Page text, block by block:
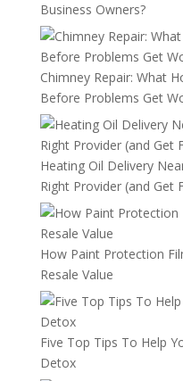
Business Owners?
Chimney Repair: What
Before Problems Get
Heating Oil Delivery
Right Provider (and Get
How Paint Protection
Resale Value
Five Top Tips To Help
Detox